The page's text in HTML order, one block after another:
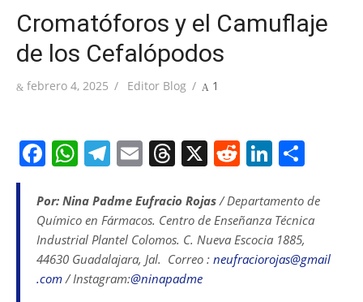
Cromatóforos y el Camuflaje
de los Cefalópodos
Publicada
febrero 4, 2025 Autor
Editor Blog 1
F
c
e
b
o
W
at
s
A
p
T
e
gr
a
m
E
ai
l
T
re
a
d
s
X R
d
di
t
Li
k
e
dI
ar
e
Por: Nina Padme Eufracio Rojas/ Departamento de
Químico en Fármacos. Centro de Enseñanza Técnica
Industrial Plantel Colomos. C. Nueva Escocia 1885,
44630 Guadalajara, Jal. Correo : neufraciorojas@gmail
.com/ Instagram:@ninapadme